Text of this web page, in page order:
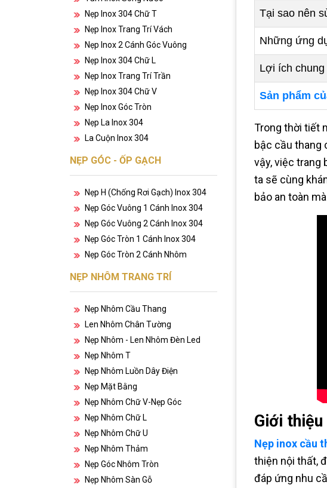
Nẹp Inox 304 Chữ T
Nẹp Inox Trang Trí Vách
Nẹp Inox 2 Cánh Góc Vuông
Nẹp Inox 304 Chữ L
Nẹp Inox Trang Trí Trần
Nẹp Inox 304 Chữ V
Nẹp Inox Góc Tròn
Nẹp La Inox 304
La Cuộn Inox 304
NẸP GÓC - ỐP GẠCH
Nẹp H (chống Rơi Gạch) Inox 304
Nẹp Góc Vuông 1 Cánh Inox 304
Nẹp Góc Vuông 2 Cánh Inox 304
Nẹp Góc Tròn 1 Cánh Inox 304
Nẹp Góc Tròn 2 Cánh Nhôm
NẸP NHÔM TRANG TRÍ
Nẹp Nhôm Cầu Thang
Len Nhôm Chân Tường
Nẹp Nhôm - Len Nhôm Đèn Led
Nẹp Nhôm T
Nẹp Nhôm Luồn Dây Điện
Nẹp Mặt Bằng
Nẹp Nhôm Chữ V-Nẹp Góc
Nẹp Nhôm Chữ L
Nẹp Nhôm Chữ U
Nẹp Nhôm Thảm
Nẹp Góc Nhôm Tròn
Nẹp Nhôm Sàn Gỗ
Tại sao nên
Những ứng
Lợi ích
Sản phẩm
Trong thời tiết
bậc cầu thang
vậy, việc trang
ta sẽ cùng
bảo an toàn
Giới thiệu
Nẹp inox cầu
thiện nội thất,
đáp ứng nhu